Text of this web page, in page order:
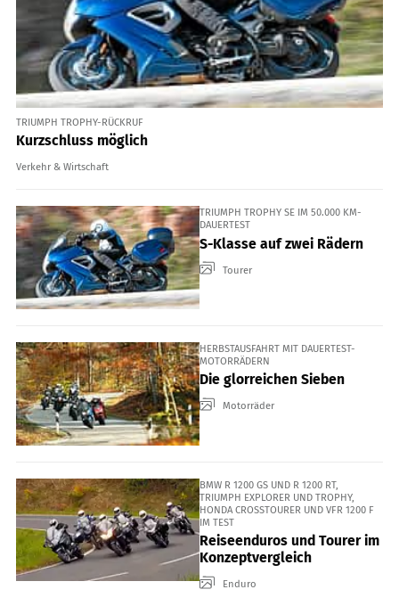
TRIUMPH TROPHY-RÜCKRUF
Kurzschluss möglich
Verkehr & Wirtschaft
TRIUMPH TROPHY SE IM 50.000 KM-
DAUERTEST
S-Klasse auf zwei Rädern
Tourer
HERBSTAUSFAHRT MIT DAUERTEST-
MOTORRÄDERN
Die glorreichen Sieben
Motorräder
BMW R 1200 GS UND R 1200 RT,
TRIUMPH EXPLORER UND TROPHY,
HONDA CROSSTOURER UND VFR 1200 F
IM TEST
Reiseenduros und Tourer im
Konzeptvergleich
Enduro